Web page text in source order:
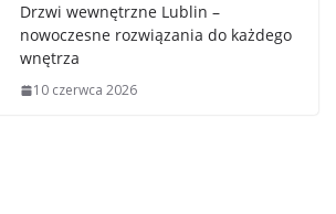
Drzwi wewnętrzne Lublin –
nowoczesne rozwiązania do każdego
wnętrza
10 czerwca 2026